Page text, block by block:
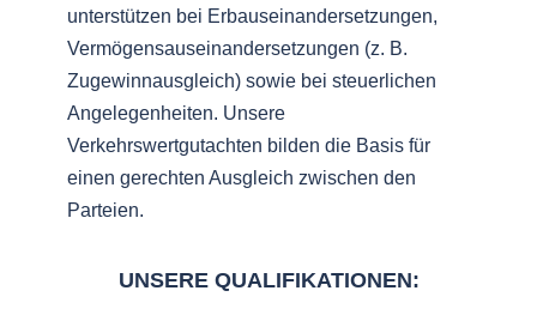
unterstützen bei Erbauseinandersetzungen,
Vermögensauseinandersetzungen (z. B.
Zugewinnausgleich) sowie bei steuerlichen
Angelegenheiten. Unsere
Verkehrswertgutachten bilden die Basis für
einen gerechten Ausgleich zwischen den
Parteien.
UNSERE QUALIFIKATIONEN: